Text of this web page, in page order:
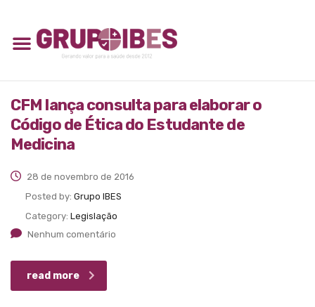
CFM lança consulta para elaborar o
Código de Ética do Estudante de
Medicina
28 de novembro de 2016
Posted by: Grupo IBES
Category: Legislação
Nenhum comentário
read more